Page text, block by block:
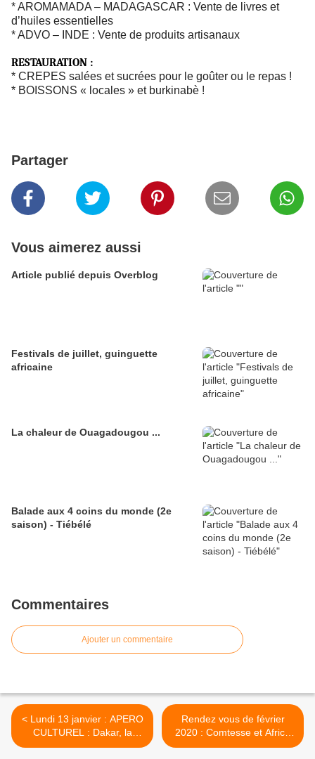
* AROMAMADA – MADAGASCAR : Vente de livres et
d’huiles essentielles
* ADVO – INDE : Vente de produits artisanaux
RESTAURATION :
* CREPES salées et sucrées pour le goûter ou le repas !
* BOISSONS « locales » et burkinabè !
Partager
Vous aimerez aussi
Article publié depuis Overblog
Festivals de juillet, guinguette
africaine
La chaleur de Ouagadougou ...
Balade aux 4 coins du monde (2e
saison) - Tiébélé
Commentaires
Ajouter un commentaire
< Lundi 13 janvier : APERO
CULTUREL : Dakar, la
Casamance et les Baïnouks
Rendez vous de février
2020 : Comtesse et Africa
Baraka ! >